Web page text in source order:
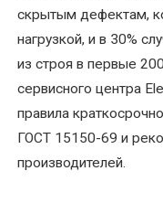
Диагностика
Замена
подшипников
в
скрытым дефектам,
нагрузкой, и в 30%
из строя в первые
сервисного центра
правила
ГОСТ 15150-69 и
производителей.